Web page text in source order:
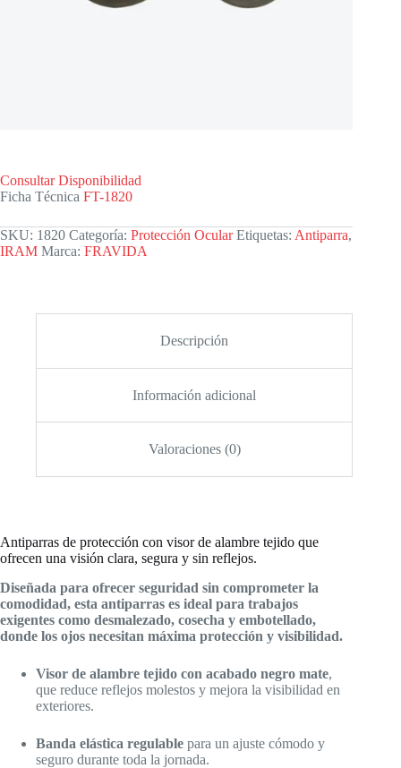
Consultar Disponibilidad
Ficha Técnica FT-1820
SKU: 1820 Categoría: Protección Ocular Etiquetas: Antiparra,
IRAM Marca: FRAVIDA
Descripción
Información adicional
Valoraciones (0)
Antiparras de protección con visor de alambre tejido que
ofrecen una visión clara, segura y sin reflejos.
Diseñada para ofrecer seguridad sin comprometer la
comodidad, esta antiparras es ideal para trabajos
exigentes como desmalezado, cosecha y embotellado,
donde los ojos necesitan máxima protección y visibilidad.
Visor de alambre tejido con acabado negro mate,
que reduce reflejos molestos y mejora la visibilidad en
exteriores.
Banda elástica regulable para un ajuste cómodo y
seguro durante toda la jornada.